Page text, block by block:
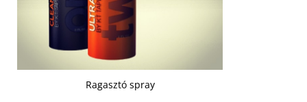
Ragasztó spray